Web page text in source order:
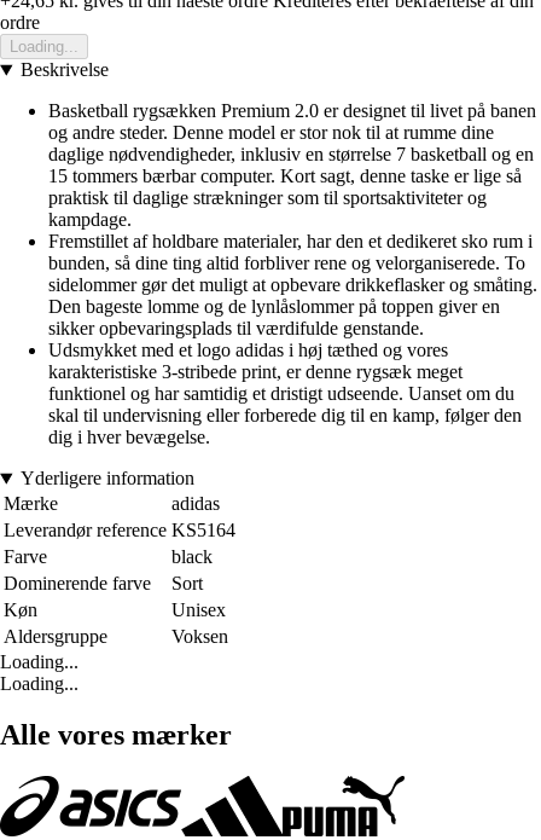
ordre
Loading...
Beskrivelse
Basketball rygsækken Premium 2.0 er designet til livet på banen
og andre steder. Denne model er stor nok til at rumme dine
daglige nødvendigheder, inklusiv en størrelse 7 basketball og en
15 tommers bærbar computer. Kort sagt, denne taske er lige så
praktisk til daglige strækninger som til sportsaktiviteter og
kampdage.
Fremstillet af holdbare materialer, har den et dedikeret sko rum i
bunden, så dine ting altid forbliver rene og velorganiserede. To
sidelommer gør det muligt at opbevare drikkeflasker og småting.
Den bageste lomme og de lynlåslommer på toppen giver en
sikker opbevaringsplads til værdifulde genstande.
Udsmykket med et logo adidas i høj tæthed og vores
karakteristiske 3-stribede print, er denne rygsæk meget
funktionel og har samtidig et dristigt udseende. Uanset om du
skal til undervisning eller forberede dig til en kamp, følger den
dig i hver bevægelse.
Yderligere information
Mærke
adidas
Leverandør reference KS5164
Farve
black
Dominerende farve
Sort
Køn
Unisex
Aldersgruppe
Voksen
Loading...
Loading...
Alle vores mærker